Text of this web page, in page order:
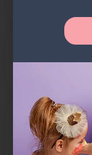
Specifičnosti
Aktivnosti koje
Kultura i